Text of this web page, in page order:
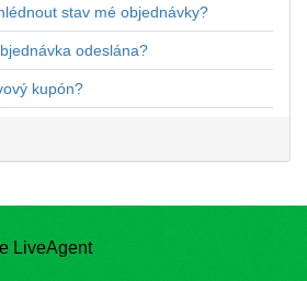
stav mé objednávky?
odeslána?
kupón?
LiveAgent